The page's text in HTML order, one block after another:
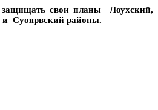
защищать свои планы
Лоухский,
Суоярвский районы.